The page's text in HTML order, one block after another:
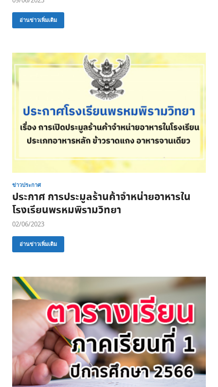
อ่านข่าวเพิ่มเติม
ข่าวประกาศ
ประกาศ การประมูลร้านค้าจำหน่ายอาหารใน
โรงเรียนพรหมพิรามวิทยา
02/06/2023
อ่านข่าวเพิ่มเติม